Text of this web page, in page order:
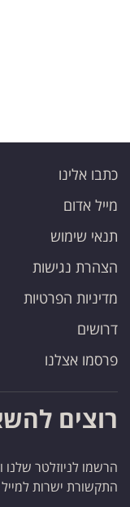
כתבו אלינו
מייל אדום
תנאי שימוש
הצהרת נגישות
מדיניות הפרטיות
דרושים
פרסמו אצלנו
רוצים
הרשמו לניוזלטר
התקשורת ישרות למייל